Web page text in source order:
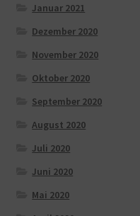
Januar 2021
Dezember 2020
November 2020
Oktober 2020
September 2020
August 2020
Juli 2020
Juni 2020
Mai 2020